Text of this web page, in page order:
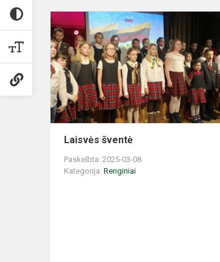
Laisvės šventė
Paskelbta: 2025-03-08
Kategorija: Renginiai